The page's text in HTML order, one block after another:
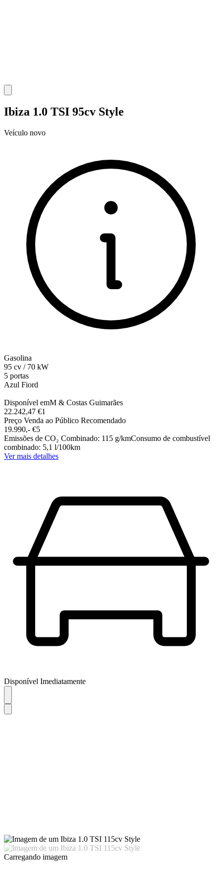
Ibiza 1.0 TSI 95cv Style
Veículo novo
Gasolina
95 cv / 70 kW
5 portas
Azul Fiord
Disponível emM & Costas Guimarães
22.242,47 €1
Preço Venda ao Público Recomendado
19.990,-‍ €5
Emissões de CO₂ Combinado: 115 g/kmConsumo de combustível
combinado: 5,1 l/100km
Ver mais detalhes
Disponível Imediatamente
Carregando imagem